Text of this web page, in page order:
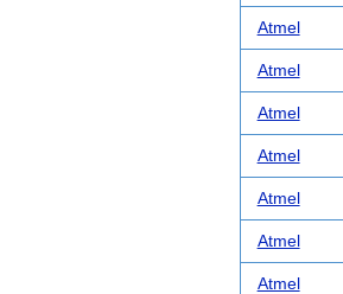
Atmel
Atmel
Atmel
Atmel
Atmel
Atmel
Atmel